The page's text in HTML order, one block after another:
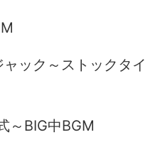
ック～ストックタイ
～BIG中BGM